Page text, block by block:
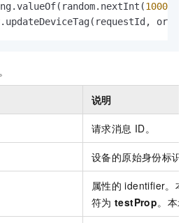
1000
说明
请求消息 ID。
设备的原始身份标识
属性的 identifier。本
符为 testProp。本